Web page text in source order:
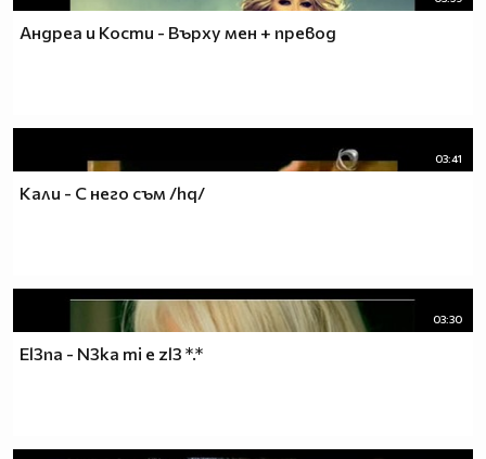
Андреа и Кости - Върху мен + превод
03:41
Кали - С него съм /hq/
03:30
El3na - N3ka mi e zl3 *.*